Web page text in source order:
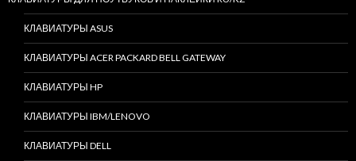
КЛАВИАТУРЫ ASUS
КЛАВИАТУРЫ ACER PACKARD BELL GATEWAY
КЛАВИАТУРЫ HP
КЛАВИАТУРЫ IBM/LENOVO
КЛАВИАТУРЫ DELL